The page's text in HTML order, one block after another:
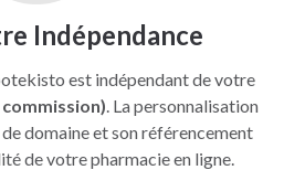
Indépendance
est indépendant de votre
commission). La personnalisation
domaine et son référencement
de votre pharmacie en ligne.